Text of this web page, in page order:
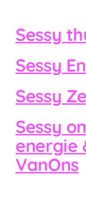
Sessy
Sessy
Sessy
Sessy
energie
VanOns